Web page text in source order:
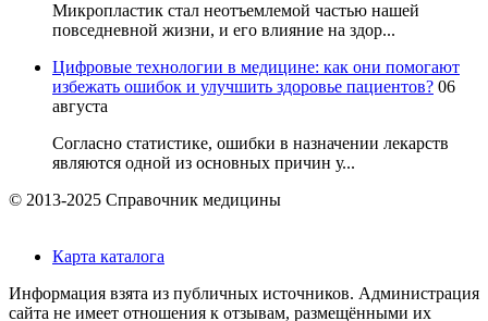
Микропластик стал неотъемлемой частью нашей
повседневной жизни, и его влияние на здор...
Цифровые технологии в медицине: как они помогают
избежать ошибок и улучшить здоровье пациентов? 06
августа
Согласно статистике, ошибки в назначении лекарств
являются одной из основных причин у...
© 2013-2025 Справочник медицины
Карта каталога
Информация взята из публичных источников. Администрация
сайта не имеет отношения к отзывам, размещёнными их